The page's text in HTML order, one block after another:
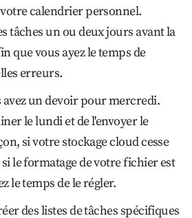
calendrier personnel.
tâches un ou deux jours avant la
que vous ayez le temps de
erreurs.
avez un devoir pour mercredi.
le lundi et de l'envoyer le
si votre stockage cloud cesse
le formatage de votre fichier est
le temps de le régler.
des listes de tâches spécifiques